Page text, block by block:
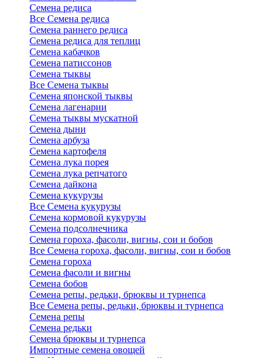
Семена редиса
Все Семена редиса
Семена раннего редиса
Семена редиса для теплиц
Семена кабачков
Семена патиссонов
Семена тыквы
Все Семена тыквы
Семена японской тыквы
Семена лагенарии
Семена тыквы мускатной
Семена дыни
Семена арбуза
Семена картофеля
Семена лука порея
Семена лука репчатого
Семена дайкона
Семена кукурузы
Все Семена кукурузы
Семена кормовой кукурузы
Семена подсолнечника
Семена гороха, фасоли, вигны, сои и бобов
Все Семена гороха, фасоли, вигны, сои и бобов
Семена гороха
Семена фасоли и вигны
Семена бобов
Семена репы, редьки, брюквы и турнепса
Все Семена репы, редьки, брюквы и турнепса
Семена репы
Семена редьки
Семена брюквы и турнепса
Импортные семена овощей